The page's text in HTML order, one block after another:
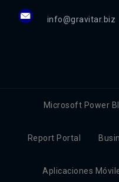
info@gravitar.biz
Microsoft Power BI
Report Portal
Aplicaciones